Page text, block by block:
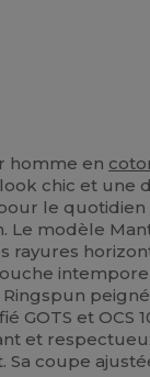
homme en
chic et une
le quotidien
Le modèle
rayures
Ringspun peigné
GOTS et OCS
et
Sa coupe